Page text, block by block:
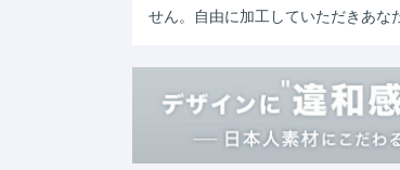
せん。自由に加工していただきあな